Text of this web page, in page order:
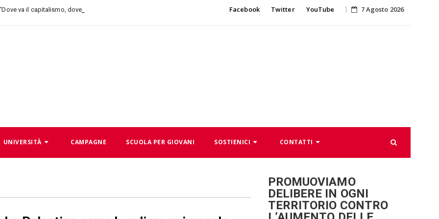
va il capitalismo, dove andiamo noi” Skip
Facebook Twitter YouTube 7 Agosto 2026
UNIVERSITÀ CAMPAGNE SCUOLA PER GIOVANI SOSTIENICI CONTATTI
PROMUOVIAMO
DELIBERE IN OGNI
TERRITORIO CONTRO